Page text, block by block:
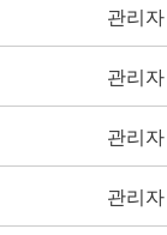
관리자
관리자
관리자
관리자